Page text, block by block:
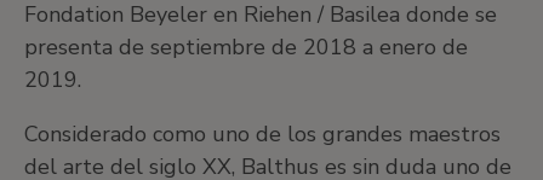
Fondation Beyeler en Riehen / Basilea donde se
presenta de septiembre de 2018 a enero de
2019.
Considerado como uno de los grandes maestros
del arte del siglo XX, Balthus es sin duda uno de